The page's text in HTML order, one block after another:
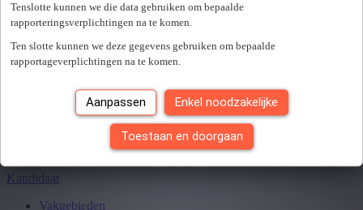
Tenslotte kunnen we die data gebruiken om bepaalde
rapporteringsverplichtingen na te komen.
Ten slotte kunnen we deze gegevens gebruiken om bepaalde
rapportageverplichtingen na te komen.
Aanpassen Enkel noodzakelijke
Toestaan en doorgaan
Je hebt0van0jobs gezien.
Kandidaat
Vakgebieden